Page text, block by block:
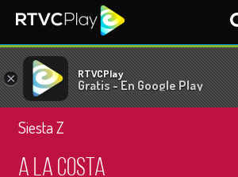
× RTVCPlay
Gratis - En Google Play
Siesta Z
A la costa